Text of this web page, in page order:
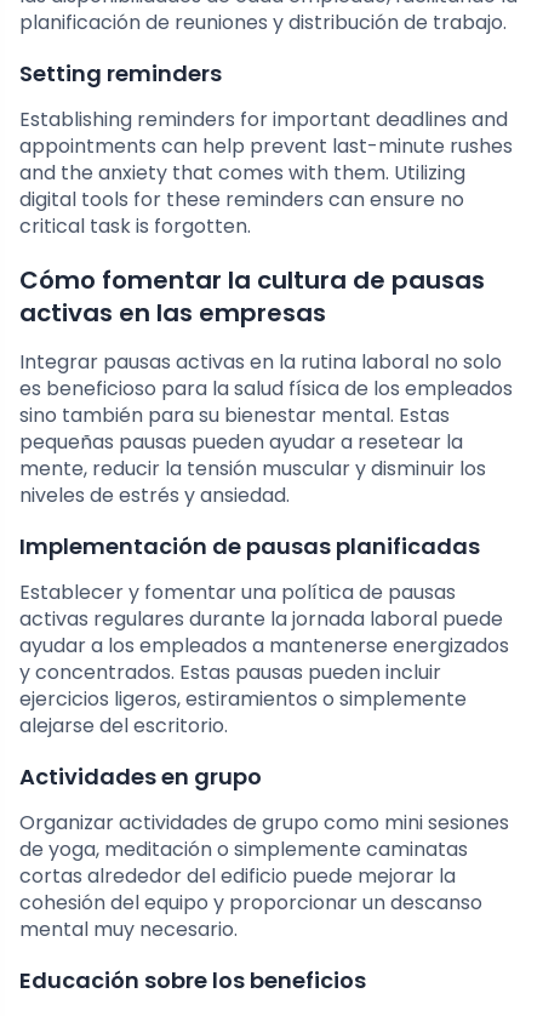
planificación de reuniones y distribución de trabajo.
Setting reminders
Establishing reminders for important deadlines and
appointments can help prevent last-minute rushes
and the anxiety that comes with them. Utilizing
digital tools for these reminders can ensure no
critical task is forgotten.
Cómo fomentar la cultura de pausas
activas en las empresas
Integrar pausas activas en la rutina laboral no solo
es beneficioso para la salud física de los empleados
sino también para su bienestar mental. Estas
pequeñas pausas pueden ayudar a resetear la
mente, reducir la tensión muscular y disminuir los
niveles de estrés y ansiedad.
Implementación de pausas planificadas
Establecer y fomentar una política de pausas
activas regulares durante la jornada laboral puede
ayudar a los empleados a mantenerse energizados
y concentrados. Estas pausas pueden incluir
ejercicios ligeros, estiramientos o simplemente
alejarse del escritorio.
Actividades en grupo
Organizar actividades de grupo como mini sesiones
de yoga, meditación o simplemente caminatas
cortas alrededor del edificio puede mejorar la
cohesión del equipo y proporcionar un descanso
mental muy necesario.
Educación sobre los beneficios